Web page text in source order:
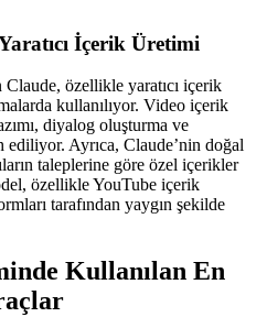
İçerik Üretimi
özellikle yaratıcı içerik
kullanılıyor. Video içerik
diyalog oluşturma ve
Ayrıca, Claude’nin doğal
taleplerine göre özel içerikler
özellikle YouTube içerik
tarafından yaygın şekilde
Kullanılan En